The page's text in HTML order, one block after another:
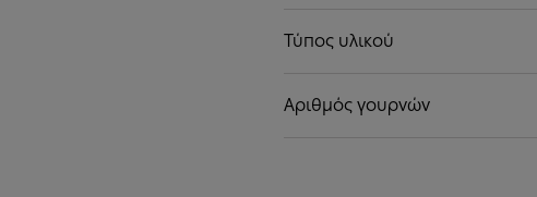
Τύπος υλικού
Αριθμός γουρνών